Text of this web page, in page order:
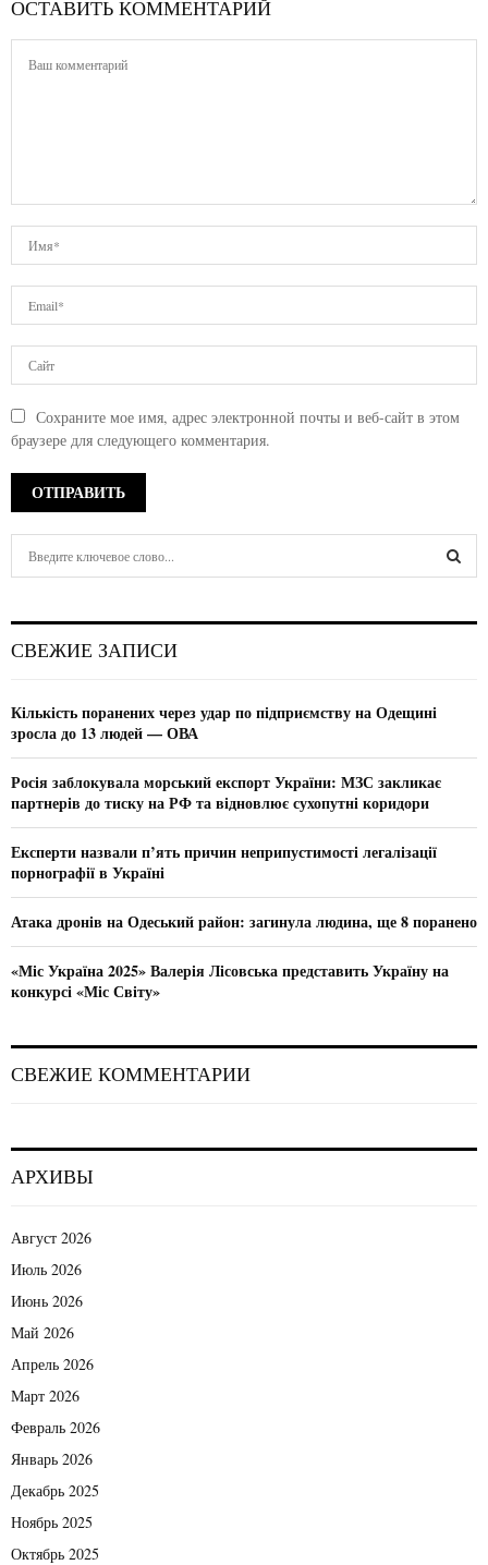
ОСТАВИТЬ КОММЕНТАРИЙ
Сохраните мое имя, адрес электронной почты и веб-сайт в этом
браузере для следующего комментария.
h
o
r
СВЕЖИЕ ЗАПИСИ
Кількість поранених через удар по підприємству на Одещині
зросла до 13 людей — ОВА
Росія заблокувала морський експорт України: МЗС закликає
партнерів до тиску на РФ та відновлює сухопутні коридори
Експерти назвали п’ять причин неприпустимості легалізації
порнографії в Україні
Атака дронів на Одеський район: загинула людина, ще 8 поранено
«Міс Україна 2025» Валерія Лісовська представить Україну на
конкурсі «Міс Світу»
СВЕЖИЕ КОММЕНТАРИИ
АРХИВЫ
Август 2026
Июль 2026
Июнь 2026
Май 2026
Апрель 2026
Март 2026
Февраль 2026
Январь 2026
Декабрь 2025
Ноябрь 2025
Октябрь 2025